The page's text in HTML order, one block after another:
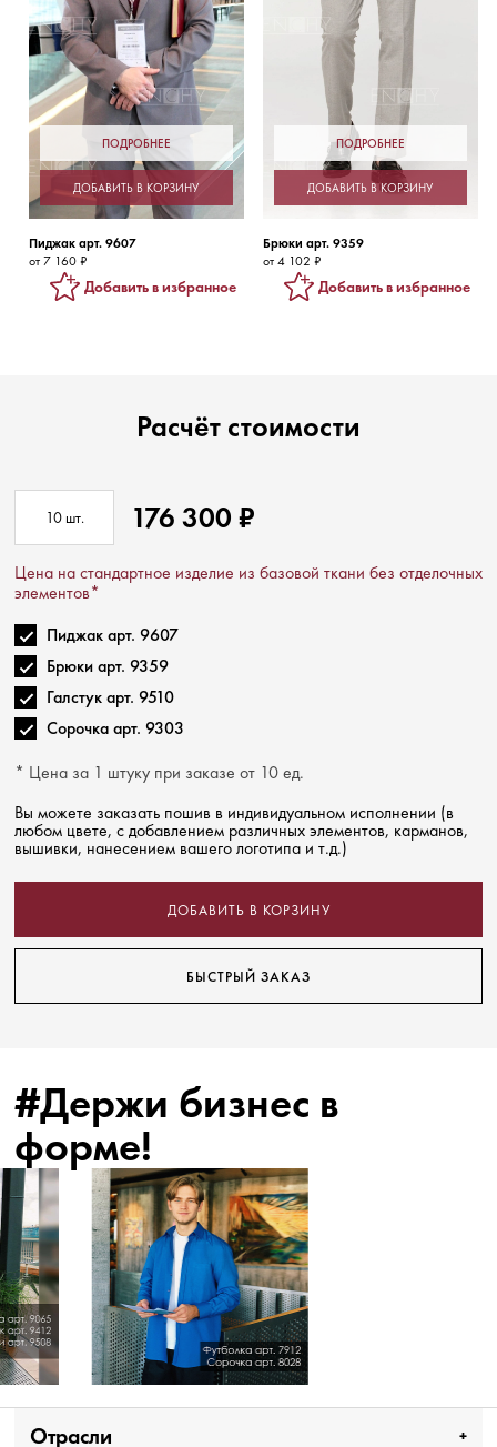
ПОДРОБНЕЕ
ДОБАВИТЬ В КОРЗИНУ
Пиджак арт. 9607
от 7 160 ₽
Добавить в избранное
ПОДРОБНЕЕ
ДОБАВИТЬ В КОРЗИНУ
Брюки арт. 9359
от 4 102 ₽
Добавить в избранное
Расчёт стоимости
10шт. 176 300 ₽
Цена на стандартное изделие из базовой ткани без отделочных
элементов*
Пиджак арт. 9607
Брюки арт. 9359
Галстук арт. 9510
Сорочка арт. 9303
* Цена за 1 штуку при заказе от 10 ед.
Вы можете заказать пошив в индивидуальном исполнении (в
любом цвете, с добавлением различных элементов, карманов,
вышивки, нанесением вашего логотипа и т.д.)
ДОБАВИТЬ В КОРЗИНУ
БЫСТРЫЙ ЗАКАЗ
#Держи бизнес в
форме!
Отрасли